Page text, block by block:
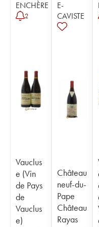
ENCHÈRE
2
Vauclus
e (Vin
de Pays
de
Vauclus
e)
E-
CAVISTE
Château
neuf-du-
Pape
Château
Rayas